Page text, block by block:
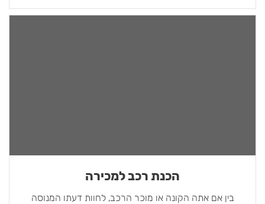
הכנת רכב למכירה
בין אם אתה הקונה או מוכר הרכב, לחוות דעתו המנוסה